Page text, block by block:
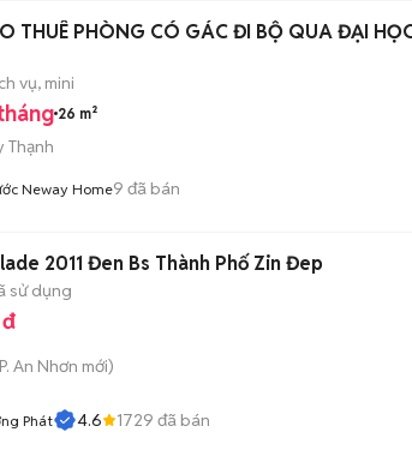
THUÊ PHÒNG CÓ GÁC ĐI BỘ QUA ĐẠI
vụ, mini
26 m²
Thạnh
Neway Home9 đã bán
2011 Đen Bs Thành Phố Zin Đep
sử dụng
P. An Nhơn mới)
Phát 4.6 1729 đã bán